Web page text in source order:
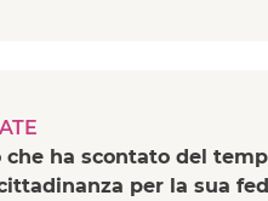
ha scontato del
per la sua